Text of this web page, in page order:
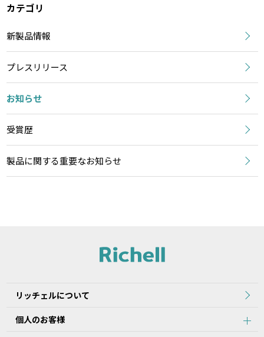
カテゴリ
新製品情報
プレスリリース
お知らせ
受賞歴
製品に関する重要なお知らせ
リッチェルについて
個人のお客様